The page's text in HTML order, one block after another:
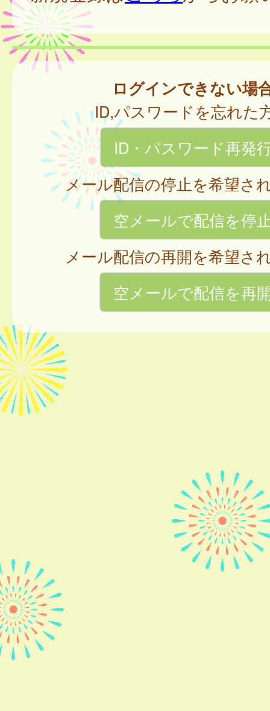
ログインできない場
ID,パスワードを忘れた
ID・パスワード再発
メール配信の停止を希望さ
空メールで配信を停
メール配信の再開を希望さ
空メールで配信を再